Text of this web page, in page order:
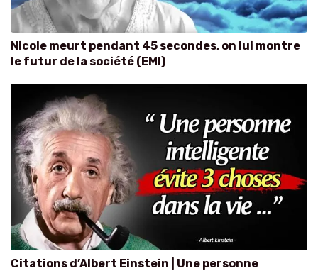
Nicole meurt pendant 45 secondes, on lui montre
le futur de la société (EMI)
Citations d’Albert Einstein | Une personne